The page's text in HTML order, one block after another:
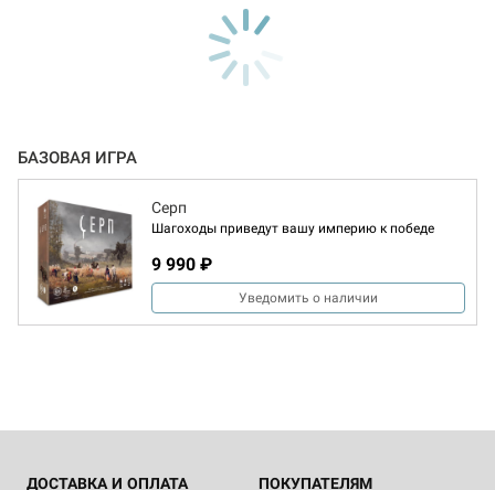
БАЗОВАЯ ИГРА
Серп
Шагоходы приведут вашу империю к победе
9 990 ₽
Уведомить о наличии
ДОСТАВКА И ОПЛАТА ПОКУПАТЕЛЯМ